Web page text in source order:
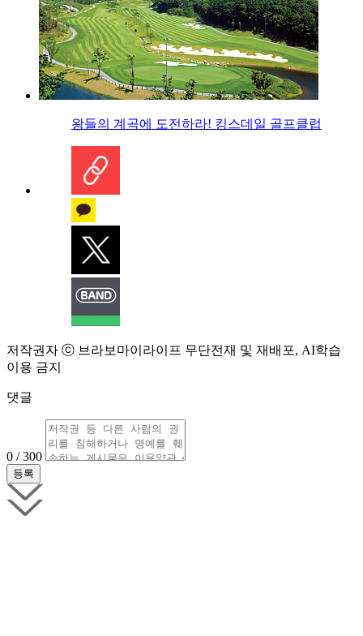
왕들의 계곡에 도전하라! 킹스데일 골프클럽
저작권자 ⓒ 브라보마이라이프 무단전재 및 재배포, AI학습
이용 금지
댓글
0 / 300